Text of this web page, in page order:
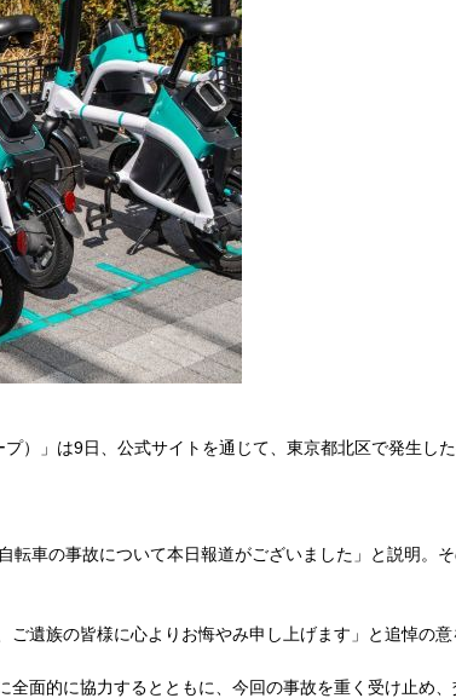
」は9日、公式サイトを通じて、東京都北区で発生し
車の事故について本日報道がございました」と説明。
遺族の皆様に心よりお悔やみ申し上げます」と追悼の意
面的に協力するとともに、今回の事故を重く受け止め